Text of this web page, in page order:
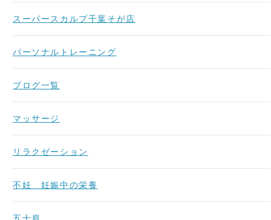
スーパースカルプ千葉そが店
パーソナルトレーニング
ブログ一覧
マッサージ
リラクゼーション
不妊 妊娠中の栄養